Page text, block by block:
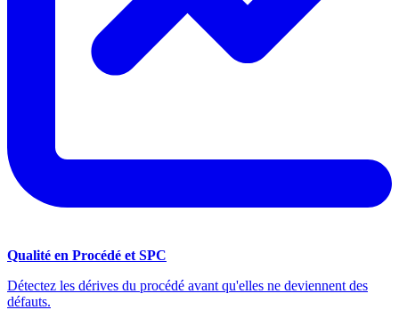
Qualité en Procédé et SPC
Détectez les dérives du procédé avant qu'elles ne deviennent des
défauts.